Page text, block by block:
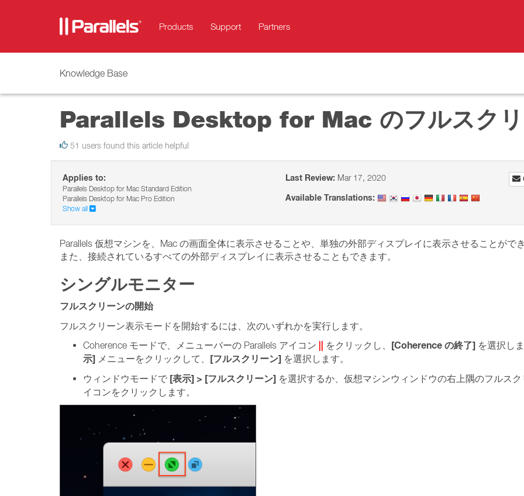
Products Support Partners
Knowledge Base
Parallels Desktop for Mac のフルスクリ
51 users found this article helpful
Applies to:
Parallels Desktop for Mac Standard Edition
Parallels Desktop for Mac Pro Edition
Show all
Last Review: Mar 17, 2020
Available Translations:
Parallels 仮想マシンを、Mac の画面全体に表示させることや、単独の外部ディスプレイに表示させることがで
また、接続されているすべての外部ディスプレイに表示させることもできます。
シングルモニター
フルスクリーンの開始
フルスクリーン表示モードを開始するには、次のいずれかを実行します。
Coherence モードで、メニューバーの Parallels アイコン
をクリックし、 [Coherence の終了] を選択し
示] メニューをクリックして、 [フルスクリーン] を選択します。
ウィンドウモードで [表示] > [フルスクリーン] を選択するか、仮想マシンウィンドウの右上隅のフルス
イコンをクリックします。